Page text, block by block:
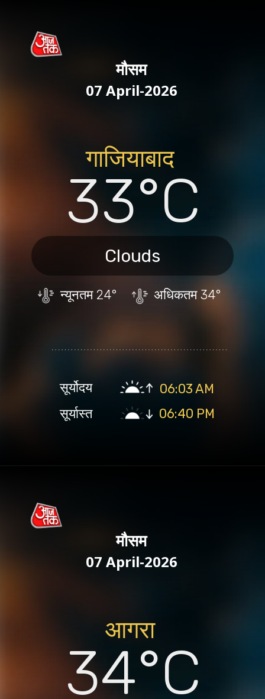
33°C
मौसम
गाजियाबाद
सूर्योदय
सूर्यास्त
Clouds
न्यूनतम24° अधिकतम34°
06:03 AM
06:40 PM
07 April-2026
34°C
मौसम
आगरा
07 April-2026